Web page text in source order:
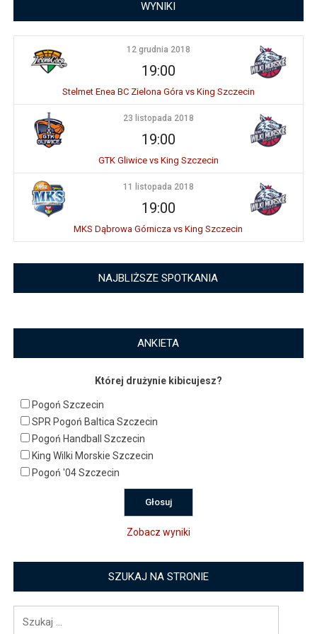
WYNIKI
12 grudnia 2018
19:00
Stelmet Enea BC Zielona Góra vs King Szczecin
23 listopada 2018
19:00
GTK Gliwice vs King Szczecin
11 listopada 2018
19:00
MKS Dąbrowa Górnicza vs King Szczecin
NAJBLIŻSZE SPOTKANIA
ANKIETA
Której drużynie kibicujesz?
Pogoń Szczecin
SPR Pogoń Baltica Szczecin
Pogoń Handball Szczecin
King Wilki Morskie Szczecin
Pogoń '04 Szczecin
Zobacz wyniki
SZUKAJ NA STRONIE